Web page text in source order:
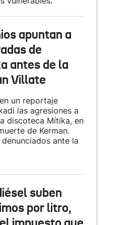
apuntan a
de
antes de la
Villate
un reportaje
las agresiones a
discoteca Mítika, en
de Kerman.
ante la
suben
por litro,